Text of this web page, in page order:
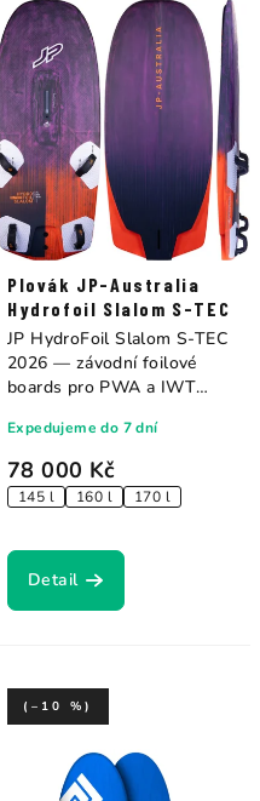
Plovák JP-Australia
Hydrofoil Slalom S-TEC
78 000 Kč
145 l 160 l 170 l
Expedujeme do 7 dní
Detail
JP HydroFoil Slalom S-TEC
2026 — závodní foilové
boards pro PWA a IWT
(–10 %)